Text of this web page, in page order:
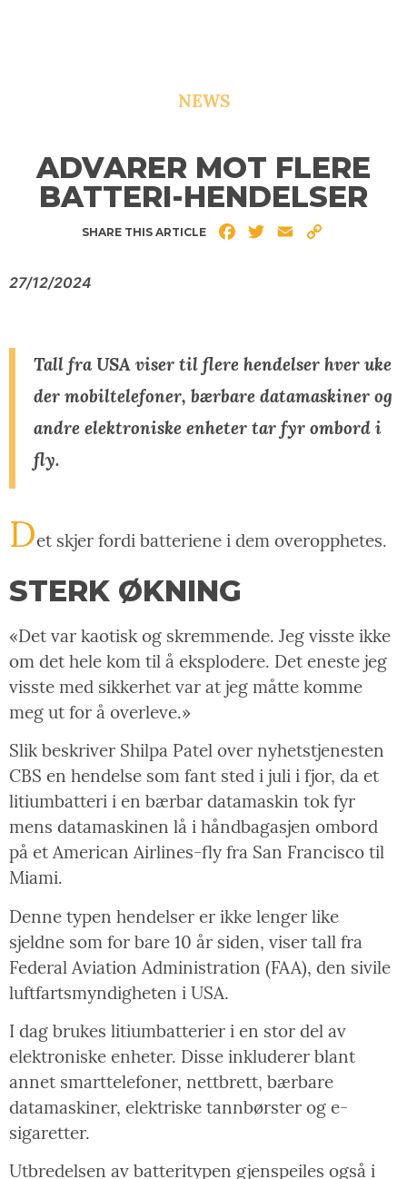
NEWS
ADVARER MOT FLERE
BATTERI-HENDELSER
SHARE THIS ARTICLE FacebookTwitterEmail
27/12/2024
Tall fra USA viser til flere hendelser hver uke
der mobiltelefoner, bærbare datamaskiner og
andre elektroniske enheter tar fyr ombord i
fly.
Det skjer fordi batteriene i dem overopphetes.
STERK ØKNING
«Det var kaotisk og skremmende. Jeg visste ikke
om det hele kom til å eksplodere. Det eneste jeg
visste med sikkerhet var at jeg måtte komme
meg ut for å overleve.»
Slik beskriver Shilpa Patel over nyhetstjenesten
CBS en hendelse som fant sted i juli i fjor, da et
litiumbatteri i en bærbar datamaskin tok fyr
mens datamaskinen lå i håndbagasjen ombord
på et American Airlines-fly fra San Francisco til
Miami.
Denne typen hendelser er ikke lenger like
sjeldne som for bare 10 år siden, viser tall fra
Federal Aviation Administration (FAA), den sivile
luftfartsmyndigheten i USA.
I dag brukes litiumbatterier i en stor del av
elektroniske enheter. Disse inkluderer blant
annet smarttelefoner, nettbrett, bærbare
datamaskiner, elektriske tannbørster og e-
sigaretter.
Utbredelsen av batteritypen gjenspeiles også i